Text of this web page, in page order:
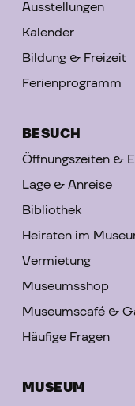
Ausstellungen
Kalender
Bildung & Freizeit
Ferienprogramm
BESUCH
Öffnungszeiten &
Lage & Anreise
Bibliothek
Heiraten im
Vermietung
Museumsshop
Museumscafé &
Häufige Fragen
MUSEUM